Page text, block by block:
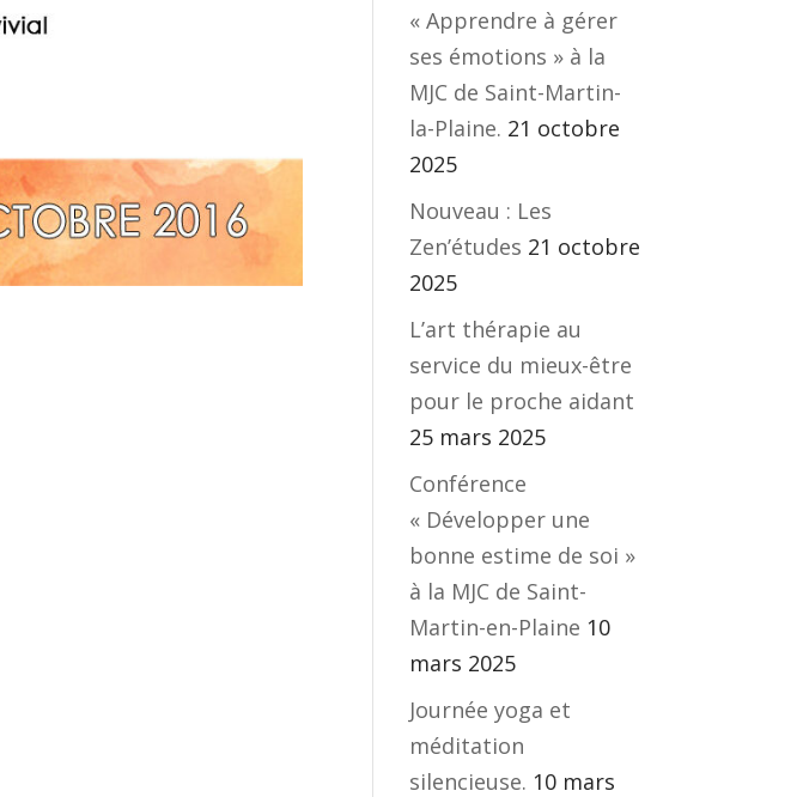
« Apprendre à gérer
ses émotions » à la
MJC de Saint-Martin-
la-Plaine. 21 octobre
2025
Nouveau : Les
Zen’études 21 octobre
2025
L’art thérapie au
service du mieux-être
pour le proche aidant
25 mars 2025
Conférence
« Développer une
bonne estime de soi »
à la MJC de Saint-
Martin-en-Plaine 10
mars 2025
Journée yoga et
méditation
silencieuse. 10 mars